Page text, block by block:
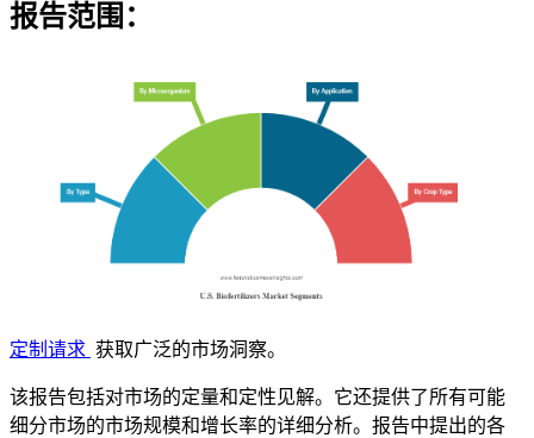
报告范围：
定制请求 获取广泛的市场洞察。
该报告包括对市场的定量和定性见解。它还提供了所有可能
细分市场的市场规模和增长率的详细分析。报告中提出的各